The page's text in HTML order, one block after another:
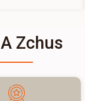
Zchus